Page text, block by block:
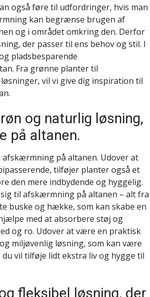
også føre til udfordringer, hvis man
kan begrænse brugen af
og i området omkring den. Derfor
der passer til ens behov og stil. I
pladsbesparende
Fra grønne planter til
vil vi give dig inspiration til
og naturlig løsning,
på altanen.
på altanen. Udover at
tilføjer planter også et
den mere indbydende og hyggelig.
til afskærmning på altanen – alt fra
buske og hække, som kan skabe en
med at absorbere støj og
og ro. Udover at være en praktisk
miljøvenlig løsning, som kan være
vil tilføje lidt ekstra liv og hygge til
fleksibel løsning, der